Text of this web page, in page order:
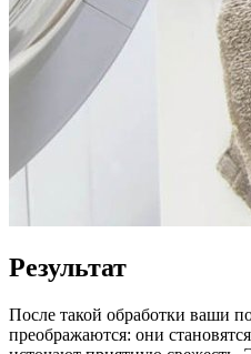
Результат
После такой обработки ваши
преображаются: они